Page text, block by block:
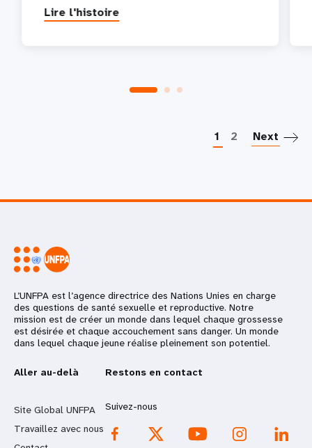
Lire l'histoire
1 2 Next
L’UNFPA est l’agence directrice des Nations Unies en charge
des questions de santé sexuelle et reproductive. Notre
mission est de créer un monde dans lequel chaque grossesse
est désirée et chaque accouchement sans danger. Un monde
dans lequel chaque jeune réalise pleinement son potentiel.
Aller au-delà
Site Global UNFPA
Travaillez avec nous
Restons en contact
Suivez-nous